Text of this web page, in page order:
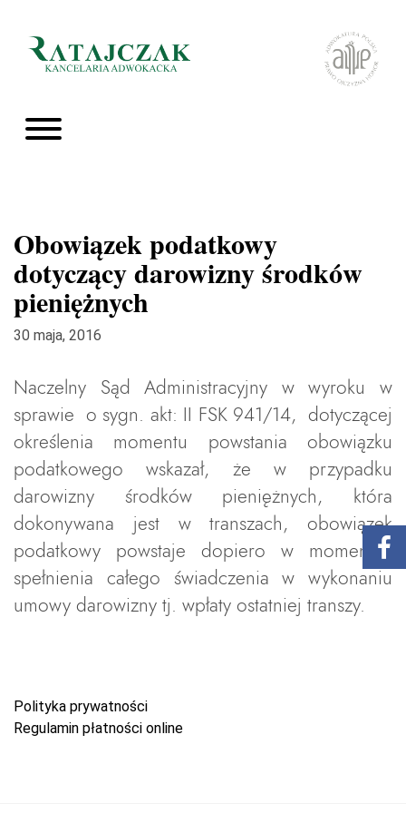
Obowiązek podatkowy
dotyczący darowizny środków
pieniężnych
30 maja, 2016
Naczelny Sąd Administracyjny w wyroku w
sprawie o sygn. akt: II FSK 941/14, dotyczącej
określenia momentu powstania obowiązku
podatkowego wskazał, że w przypadku
darowizny środków pieniężnych, która
dokonywana jest w transzach, obowiązek
podatkowy powstaje dopiero w momencie
spełnienia całego świadczenia w wykonaniu
umowy darowizny tj. wpłaty ostatniej transzy.
Polityka prywatności
Regulamin płatności online